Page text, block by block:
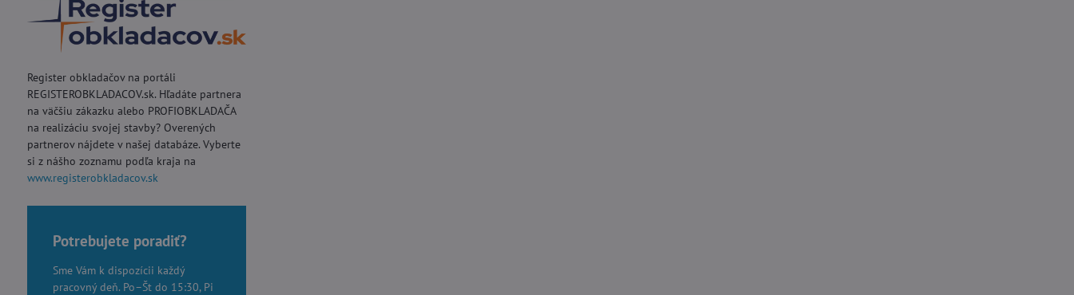
fulltextom
Register obkladačov na portáli
REGISTEROBKLADACOV.sk. Hľadáte partnera
na väčšiu zákazku alebo PROFIOBKLADAČA
na realizáciu svojej stavby? Overených
partnerov nájdete v našej databáze. Vyberte
si z nášho zoznamu podľa kraja na
www.registerobkladacov.sk
Potrebujete poradiť?
Sme Vám k dispozícii každý
pracovný deň. Po–Št do 15:30, Pi